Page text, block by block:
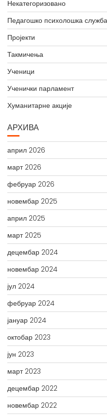
Некатегоризовано
Педагошко психолошка служба
Пројекти
Такмичења
Ученици
Ученички парламент
Хуманитарне акције
АРХИВА
април 2026
март 2026
фебруар 2026
новембар 2025
април 2025
март 2025
децембар 2024
новембар 2024
јул 2024
фебруар 2024
јануар 2024
октобар 2023
јун 2023
март 2023
децембар 2022
новембар 2022